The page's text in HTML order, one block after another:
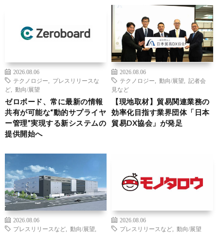
2026.08.06
テクノロジー
プレスリリースな
ど
動向/展望
ゼロボード、常に最新の情報
共有が可能な“動的サプライヤ
ー管理”実現する新システムの
提供開始へ
2026.08.06
テクノロジー
動向/展望
記者会
見など
【現地取材】貿易関連業務の
効率化目指す業界団体「日本
貿易DX協会」が発足
2026.08.06
プレスリリースなど
動向/展望
2026.08.06
プレスリリースなど
動向/展望